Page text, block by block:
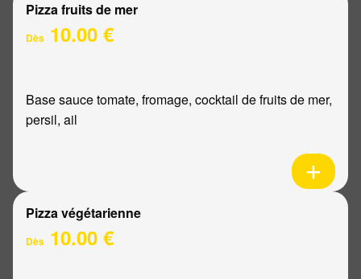
Pizza fruits de mer
Dès 10.00 €
Base sauce tomate, fromage, cocktail de fruits de mer,
persil, ail
Pizza végétarienne
Dès 10.00 €